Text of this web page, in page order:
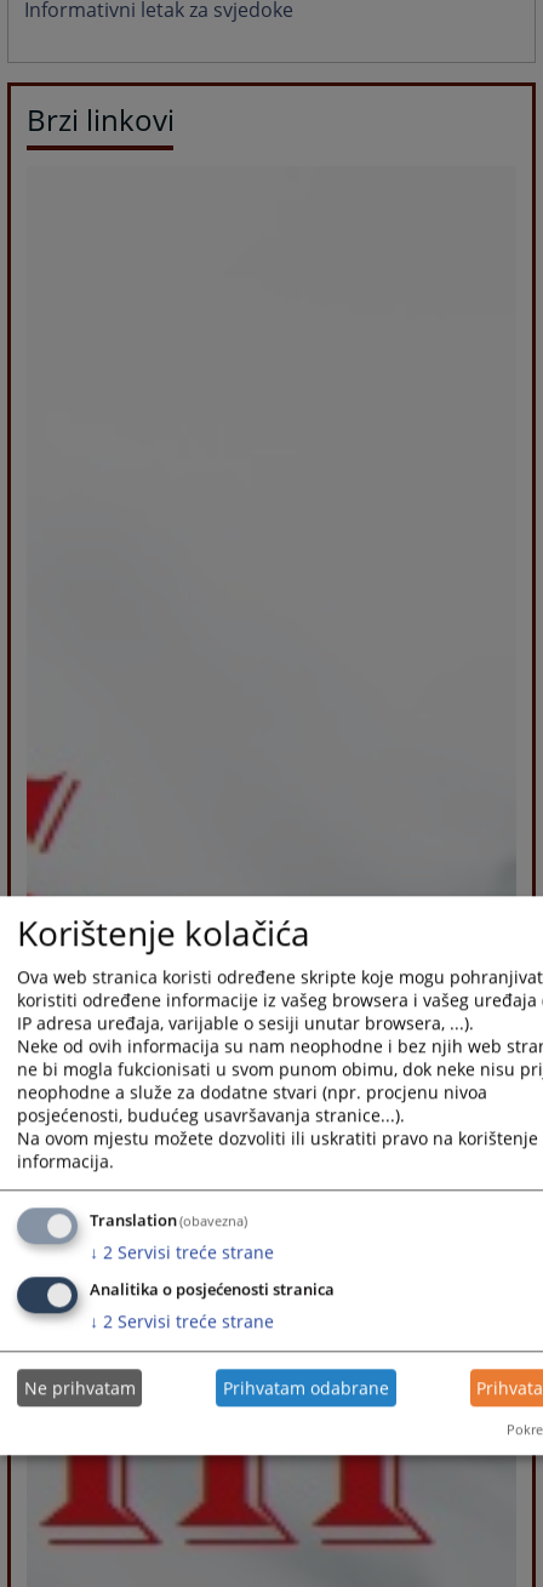
Informativni letak za svjedoke
Brzi linkovi
Korištenje kolačića
Ova web stranica koristi određene skripte koje mogu
koristiti određene informacije iz vašeg browsera i vašeg uređaja
IP adresa uređaja, varijable o sesiji unutar browsera, ...).
Neke od ovih informacija su nam neophodne i bez njih web
ne bi mogla fukcionisati u svom punom obimu, dok neke nisu
neophodne a služe za dodatne stvari (npr. procjenu nivoa
posjećenosti, budućeg usavršavanja stranice...).
Na ovom mjestu možete dozvoliti ili uskratiti pravo na
informacija.
Translation(obavezna)
↓ 2 Servisi treće strane
Analitika o posjećenosti stranica
↓ 2 Servisi treće strane
Ne prihvatam Prihvatam odabrane